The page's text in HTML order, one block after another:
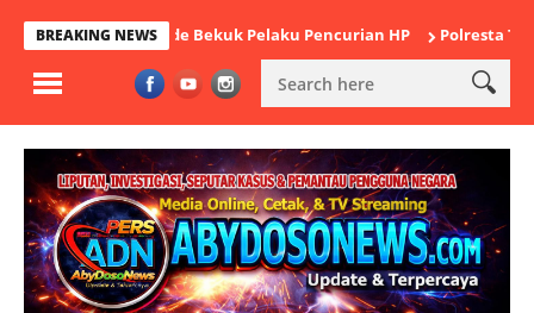
BREAKING NEWS
Cikande Bekuk Pelaku Pencurian HP Polresta Tangerang